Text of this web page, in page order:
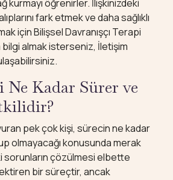
kurmayı öğrenirler. İlişkinizdeki
fark etmek ve daha sağlıklı
için Bilişsel Davranışçı Terapi
bilgi almak isterseniz, İletişim
Kadar Sürer ve
pek çok kişi, sürecin ne kadar
olmayacağı konusunda merak
sorunların çözülmesi elbette
bir süreçtir, ancak